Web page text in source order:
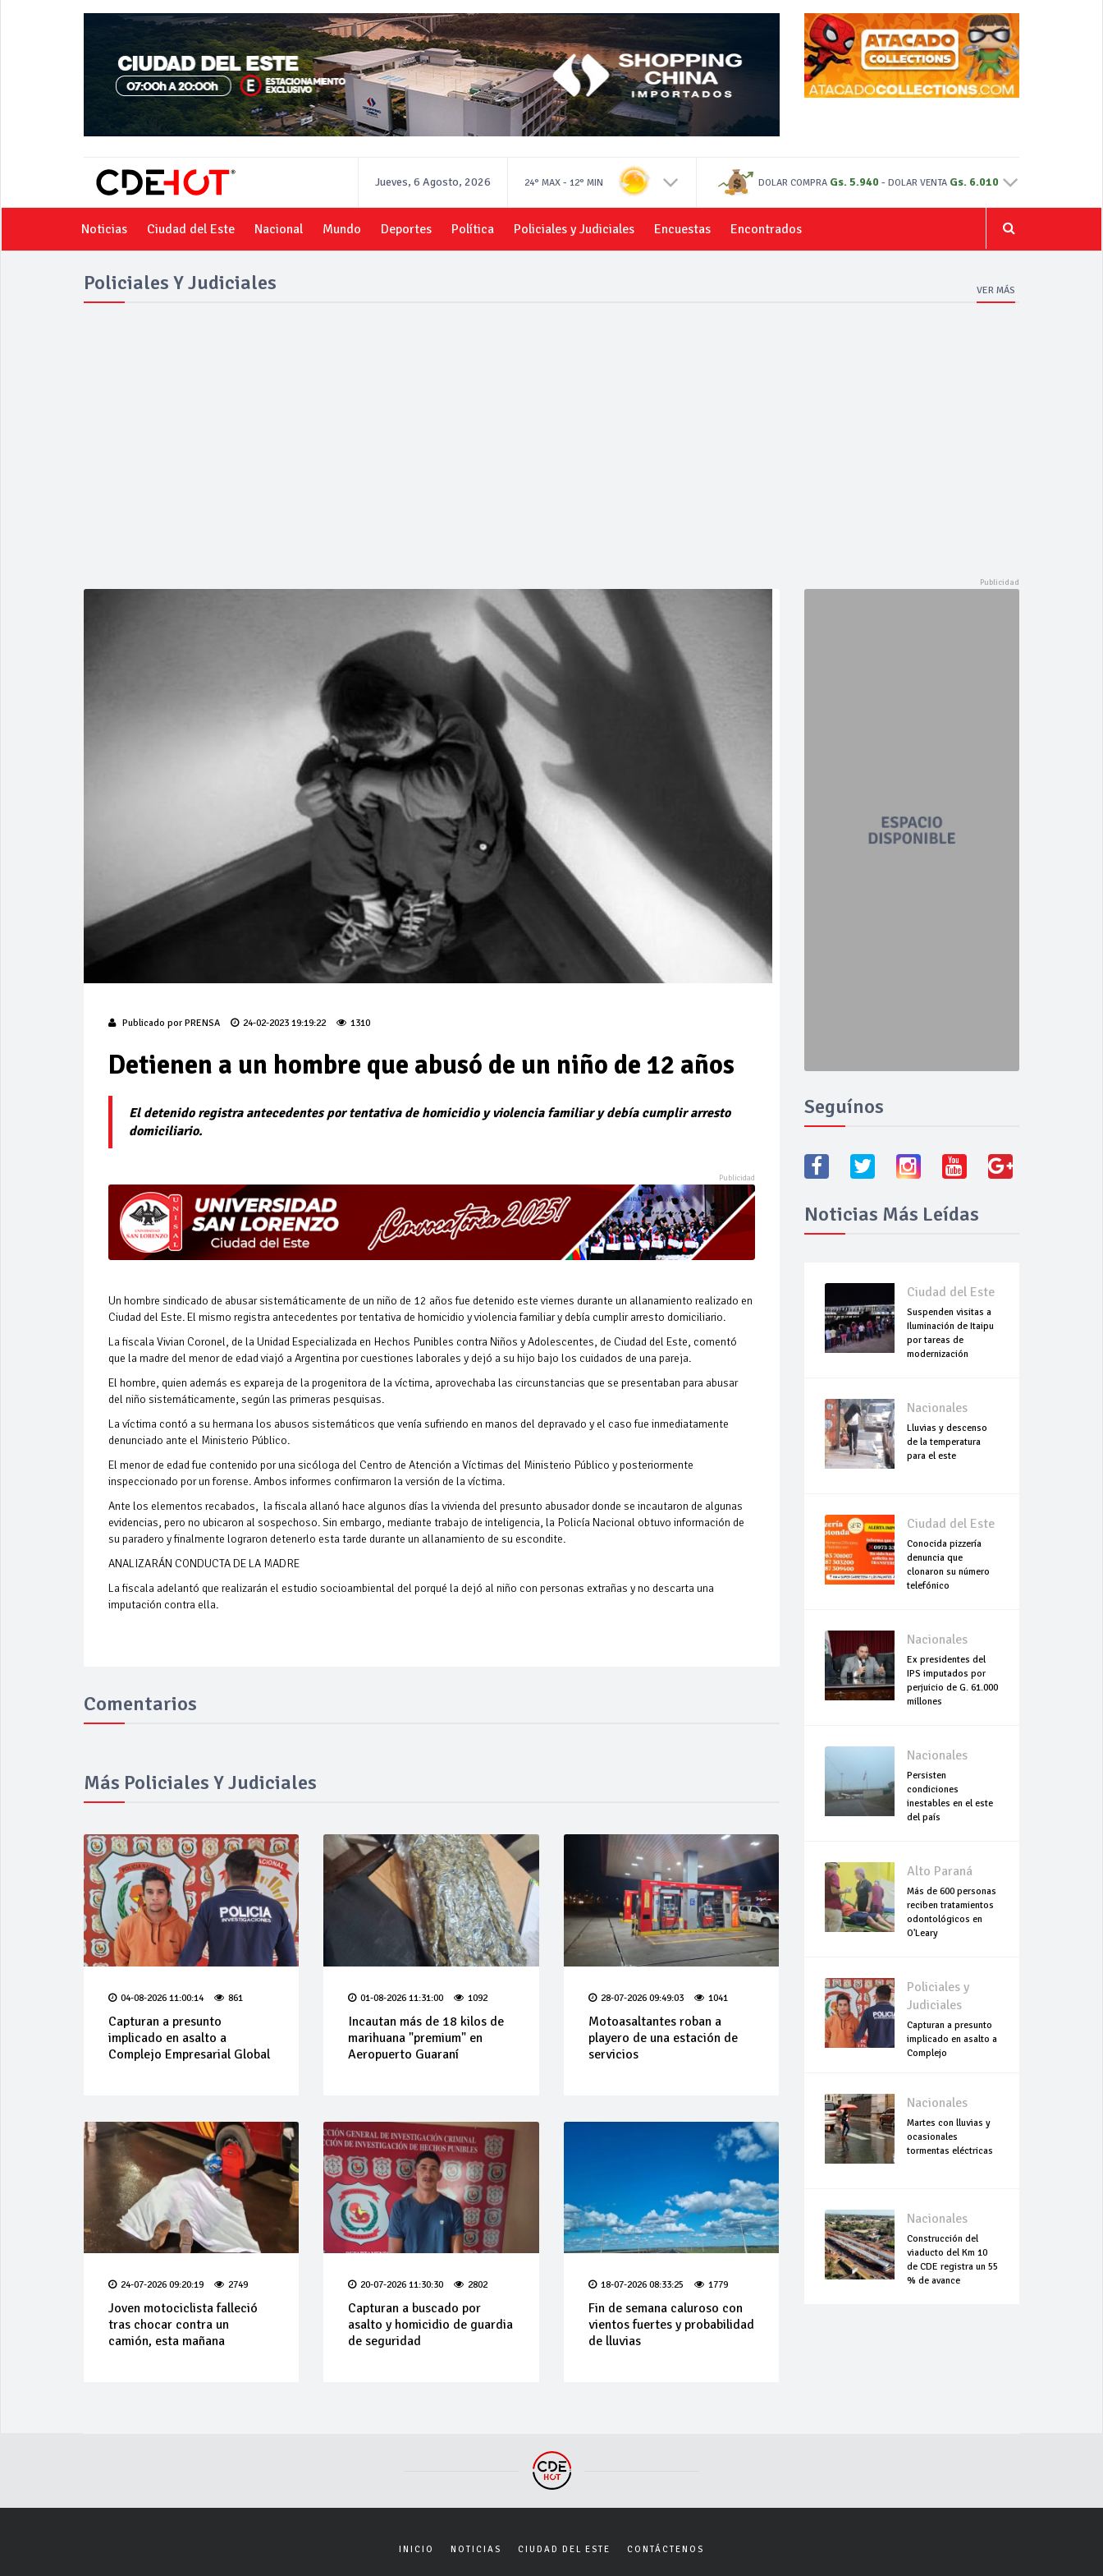
Jueves, 6 Agosto, 2026 24° MAX - 12° MIN DOLAR COMPRA Gs. 5.940 - DOLAR VENTA Gs. 6.010
Noticias Ciudad del Este Nacional Mundo Deportes Política Policiales y Judiciales Encuestas Encontrados
Policiales Y Judiciales VER MÁS
Publicado por PRENSA 24-02-2023 19:19:22 1310
Detienen a un hombre que abusó de un niño de 12 años
El detenido registra antecedentes por tentativa de homicidio y violencia familiar y debía cumplir arresto
domiciliario.
Un hombre sindicado de abusar sistemáticamente de un niño de 12 años fue detenido este viernes durante un allanamiento realizado en
Ciudad del Este. El mismo registra antecedentes por tentativa de homicidio y violencia familiar y debía cumplir arresto domiciliario.
La fiscala Vivian Coronel, de la Unidad Especializada en Hechos Punibles contra Niños y Adolescentes, de Ciudad del Este, comentó
que la madre del menor de edad viajó a Argentina por cuestiones laborales y dejó a su hijo bajo los cuidados de una pareja.
El hombre, quien además es expareja de la progenitora de la víctima, aprovechaba las circunstancias que se presentaban para abusar
del niño sistemáticamente, según las primeras pesquisas.
La víctima contó a su hermana los abusos sistemáticos que venía sufriendo en manos del depravado y el caso fue inmediatamente
denunciado ante el Ministerio Público.
El menor de edad fue contenido por una sicóloga del Centro de Atención a Víctimas del Ministerio Público y posteriormente
inspeccionado por un forense. Ambos informes confirmaron la versión de la víctima.
Ante los elementos recabados, la fiscala allanó hace algunos días la vivienda del presunto abusador donde se incautaron de algunas
evidencias, pero no ubicaron al sospechoso. Sin embargo, mediante trabajo de inteligencia, la Policía Nacional obtuvo información de
su paradero y finalmente lograron detenerlo esta tarde durante un allanamiento de su escondite.
ANALIZARÁN CONDUCTA DE LA MADRE
La fiscala adelantó que realizarán el estudio socioambiental del porqué la dejó al niño con personas extrañas y no descarta una
imputación contra ella.
Comentarios
Más Policiales Y Judiciales
04-08-2026 11:00:14 861
Capturan a presunto
implicado en asalto a
Complejo Empresarial Global
01-08-2026 11:31:00 1092
Incautan más de 18 kilos de
marihuana "premium" en
Aeropuerto Guaraní
28-07-2026 09:49:03 1041
Motoasaltantes roban a
playero de una estación de
servicios
24-07-2026 09:20:19 2749
Joven motociclista falleció
tras chocar contra un
camión, esta mañana
20-07-2026 11:30:30 2802
Capturan a buscado por
asalto y homicidio de guardia
de seguridad
18-07-2026 08:33:25 1779
Fin de semana caluroso con
vientos fuertes y probabilidad
de lluvias
Seguínos
Noticias Más Leídas
Ciudad del Este
Suspenden visitas a
Iluminación de Itaipu
por tareas de
modernización
Nacionales
Lluvias y descenso
de la temperatura
para el este
Ciudad del Este
Conocida pizzería
denuncia que
clonaron su número
telefónico
Nacionales
Ex presidentes del
IPS imputados por
perjuicio de G. 61.000
millones
Nacionales
Persisten
condiciones
inestables en el este
del país
Alto Paraná
Más de 600 personas
reciben tratamientos
odontológicos en
O'Leary
Policiales y
Judiciales
Capturan a presunto
implicado en asalto a
Complejo
Nacionales
Martes con lluvias y
ocasionales
tormentas eléctricas
Nacionales
Construcción del
viaducto del Km 10
de CDE registra un 55
% de avance
INICIO NOTICIAS CIUDAD DEL ESTE CONTÁCTENOS